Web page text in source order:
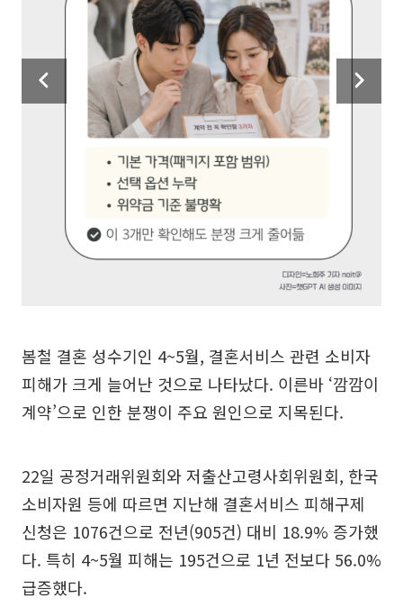
봄철 결혼 성수기인 4~5월, 결혼서비스 관련 소비자
피해가 크게 늘어난 것으로 나타났다. 이른바 ‘깜깜이
계약’으로 인한 분쟁이 주요 원인으로 지목된다.
22일 공정거래위원회와 저출산고령사회위원회, 한국
소비자원 등에 따르면 지난해 결혼서비스 피해구제
신청은 1076건으로 전년(905건) 대비 18.9% 증가했
다. 특히 4~5월 피해는 195건으로 1년 전보다 56.0%
급증했다.